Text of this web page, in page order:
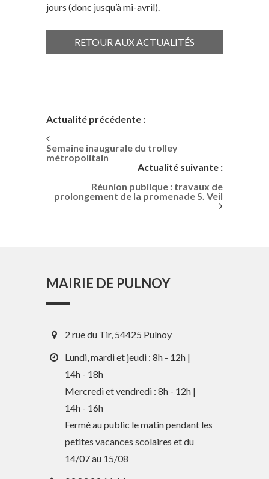
jours (donc jusqu’à mi-avril).
RETOUR AUX ACTUALITÉS
Actualité précédente :
Semaine inaugurale du trolley
métropolitain
Actualité suivante :
Réunion publique : travaux de
prolongement de la promenade S. Veil
Guide des activités et services
MAIRIE DE PULNOY
2 rue du Tir, 54425 Pulnoy
Lundi, mardi et jeudi : 8h - 12h |
14h - 18h
Mercredi et vendredi : 8h - 12h |
14h - 16h
Fermé au public le matin pendant les
petites vacances scolaires et du
14/07 au 15/08